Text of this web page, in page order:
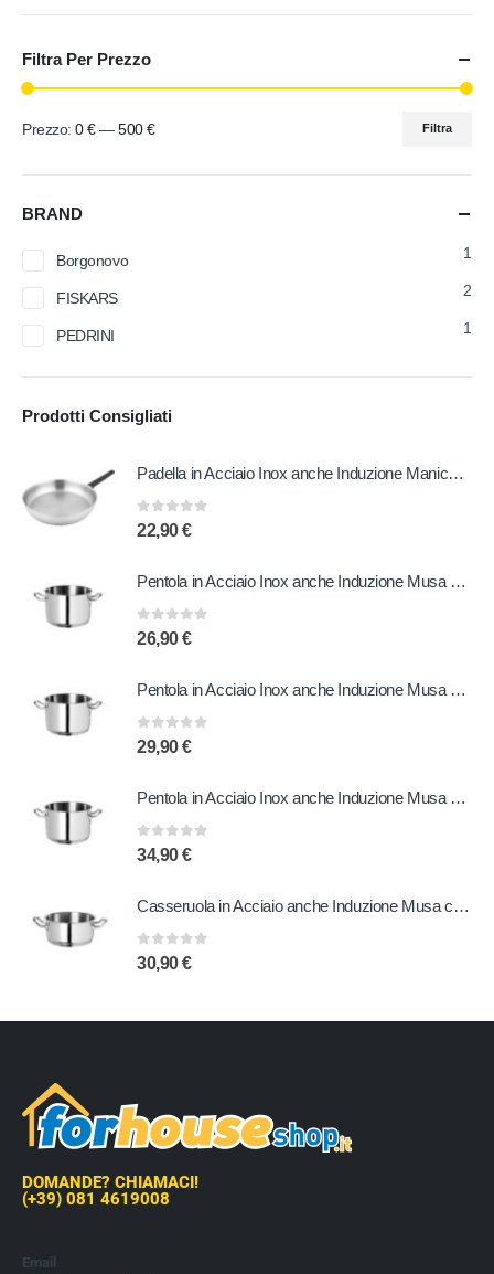
Filtra Per Prezzo
Filtra
Prezzo:0 €—500 €
BRAND
Borgonovo 1
FISKARS 2
PEDRINI 1
Prodotti Consigliati
Padella in Acciaio Inox anche Induzione Manico in Bachelite 20 cm
0out of 5
22,90€
Pentola in Acciaio Inox anche Induzione Musa 20 cm
0out of 5
26,90€
Pentola in Acciaio Inox anche Induzione Musa 22 cm
0out of 5
29,90€
Pentola in Acciaio Inox anche Induzione Musa 24 cm
0 out of 5
34,90€
Casseruola in Acciaio anche Induzione Musa con due Manici 24 cm
0out of 5
30,90€
DOMANDE? CHIAMACI!
(+39) 081 4619008
Email